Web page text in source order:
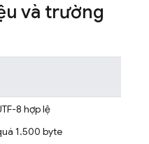
và trường
8 hợp lệ
1.500 byte